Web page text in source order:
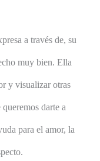
a través de, su
muy bien. Ella
y visualizar otras
darte a
para el amor, la